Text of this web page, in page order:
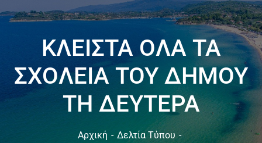
ΚΛΕΙΣΤΑ ΟΛΑ ΤΑ
ΣΧΟΛΕΙΑ ΤΟΥ ΔΗΜΟΥ
ΤΗ ΔΕΥΤΕΡΑ
Αρχική
Δελτία Τύπου